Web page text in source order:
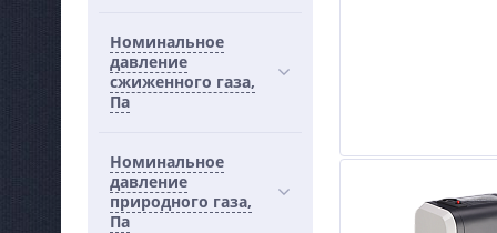
Номинальное
давление
сжиженного газа,
Па
Номинальное
давление
природного газа,
Па